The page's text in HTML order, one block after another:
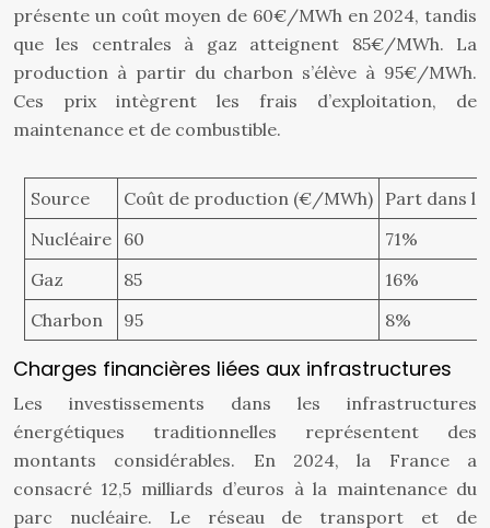
présente un coût moyen de 60€/MWh en 2024, tandis
que les centrales à gaz atteignent 85€/MWh. La
production à partir du charbon s’élève à 95€/MWh.
Ces prix intègrent les frais d’exploitation, de
maintenance et de combustible.
Source Coût de production (€/MWh) Part dans le
Nucléaire 60
71%
Gaz
85
16%
Charbon
95 8%
Charges financières liées aux infrastructures
Les investissements dans les infrastructures
énergétiques traditionnelles représentent des
montants considérables. En 2024, la France a
consacré 12,5 milliards d’euros à la maintenance du
parc nucléaire. Le réseau de transport et de